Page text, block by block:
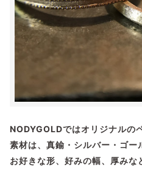
NODYGOLDではオリジナルの
素材は、真鍮・シルバー・ゴー
お好きな形、好みの幅、厚みな